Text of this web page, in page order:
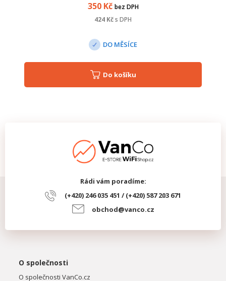
350Kč bez DPH
424 Kčs DPH
DO MĚSÍCE
Do košíku
Rádi vám poradíme:
(+420) 246 035 451 / (+420) 587 203 671
obchod@vanco.cz
O společnosti
O společnosti VanCo.cz